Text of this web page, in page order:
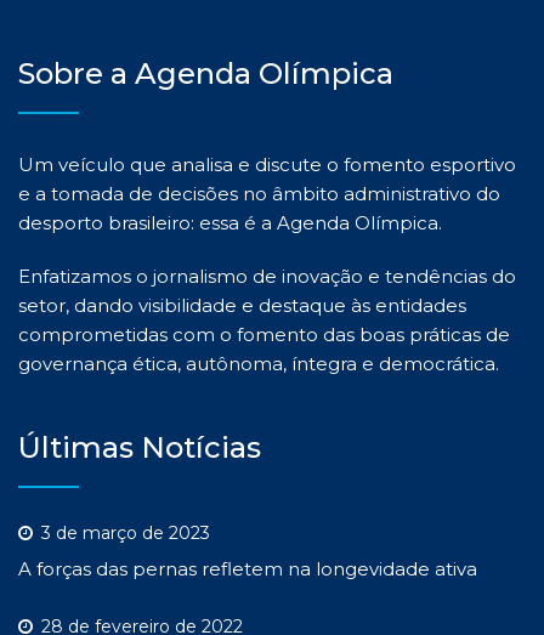
Sobre a Agenda Olímpica
Um veículo que analisa e discute o fomento esportivo
e a tomada de decisões no âmbito administrativo do
desporto brasileiro: essa é a Agenda Olímpica.
Enfatizamos o jornalismo de inovação e tendências do
setor, dando visibilidade e destaque às entidades
comprometidas com o fomento das boas práticas de
governança ética, autônoma, íntegra e democrática.
Últimas Notícias
3 de março de 2023
A forças das pernas refletem na longevidade ativa
28 de fevereiro de 2022